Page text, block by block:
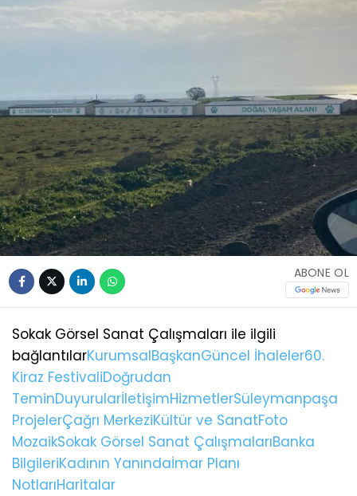
ABONE OL
Sokak Görsel Sanat Çalışmaları ile ilgili
bağlantılarKurumsalBaşkanGüncel İhaleler60.
Kiraz FestivaliDoğrudan
TeminDuyurularİletişimHizmetlerSüleymanpaşa
ProjelerÇağrı MerkeziKültür ve SanatFoto
MozaikSokak Görsel Sanat ÇalışmalarıBanka
BilgileriKadının Yanındaİmar Planı
NotlarıHaritalar